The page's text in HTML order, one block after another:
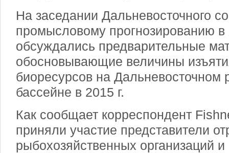
На заседании Дальневосточного
промысловому прогнозированию в
обсуждались предварительные
обосновывающие величины
биоресурсов на Дальневосточном
бассейне в 2015 г.
Как сообщает корреспондент
приняли участие представители
рыбохозяйственных организаций